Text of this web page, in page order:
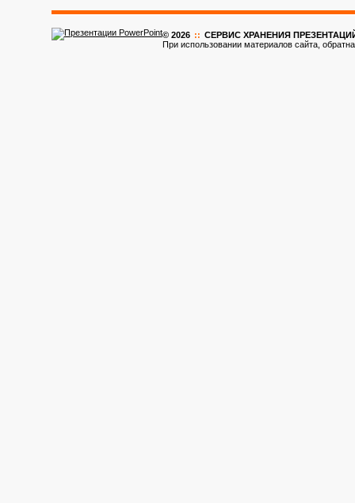
© 2026 :: CЕРВИС ХРАНЕНИЯ ПРЕЗЕНТАЦИЙ
При использовании материалов сайта,